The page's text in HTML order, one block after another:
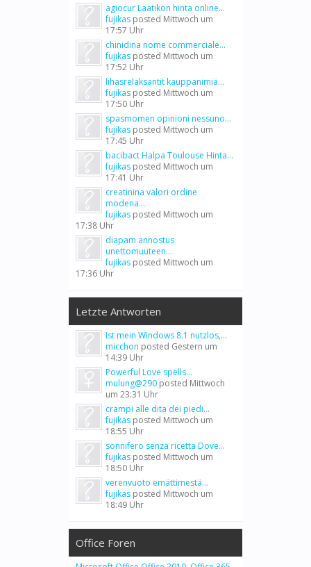
agiocur Laatikon hinta online...
fujikas posted Mittwoch um
17:57 Uhr
chinidina nome commerciale...
fujikas posted Mittwoch um
17:52 Uhr
lihasrelaksantit kauppanimiä...
fujikas posted Mittwoch um
17:50 Uhr
spasmomen opinioni nessuno...
fujikas posted Mittwoch um
17:45 Uhr
bacibact Halpa Toulouse Hinta...
fujikas posted Mittwoch um
17:41 Uhr
creatinina valori ordine
modena...
fujikas posted Mittwoch um
17:38 Uhr
diapam annostus
unettomuuteen...
fujikas posted Mittwoch um
17:36 Uhr
Letzte Antworten
Ist mein Windows 8.1 nutzlos,...
micchon posted Gestern um
14:39 Uhr
Powerful Love spells...
mulung@290 posted Mittwoch
um 23:31 Uhr
crampi alle dita dei piedi...
fujikas posted Mittwoch um
18:55 Uhr
sonnifero senza ricetta Dove...
fujikas posted Mittwoch um
18:50 Uhr
verenvuoto emättimestä...
fujikas posted Mittwoch um
18:49 Uhr
Office Foren